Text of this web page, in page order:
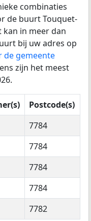
combinaties
de buurt Touquet-
kan in meer dan
bij uw adres op
de gemeente
zijn het meest
Postcode(s)
7784
7784
7784
7784
7782